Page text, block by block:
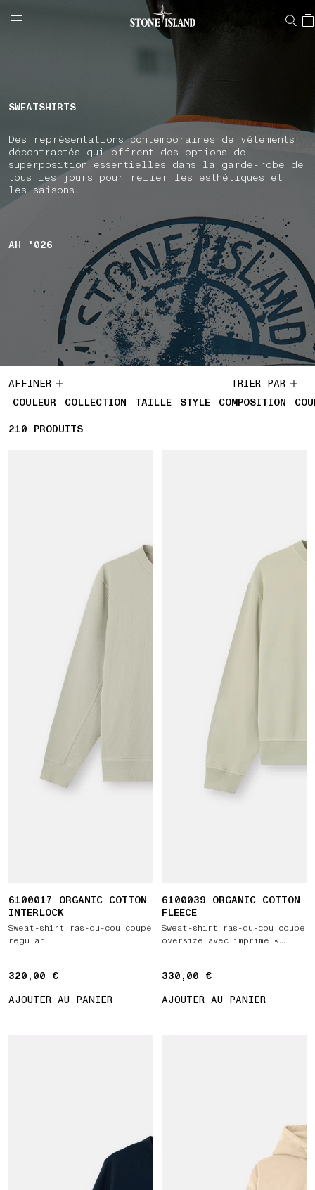
NAVIGATION.ARIA.GOTOMAINCONTENT
LABEL.SHOPPINGCOUNTRY BELGIQUE
SWEATSHIRTS
Des représentations contemporaines de vêtements
décontractés qui offrent des options de
superposition essentielles dans la garde-robe de
tous les jours pour relier les esthétiques et
les saisons.
AH '026
AFFINER
COULEUR
COLLECTION TAILLE STYLE COMPOSITION
TRIER PAR
210 210 PRODUITS
PRODUITS
6100017 ORGANIC COTTON
INTERLOCK
Sweat-shirt ras-du-cou coupe
regular
320,00 €
320,00 €
AJOUTER AU PANIER
6100039 ORGANIC COTTON
FLEECE
Sweat-shirt ras-du-cou coupe
oversize avec imprimé «
330,00 €
330,00 €
AJOUTER AU PANIER